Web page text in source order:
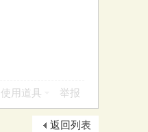
使用道具 举报
返回列表